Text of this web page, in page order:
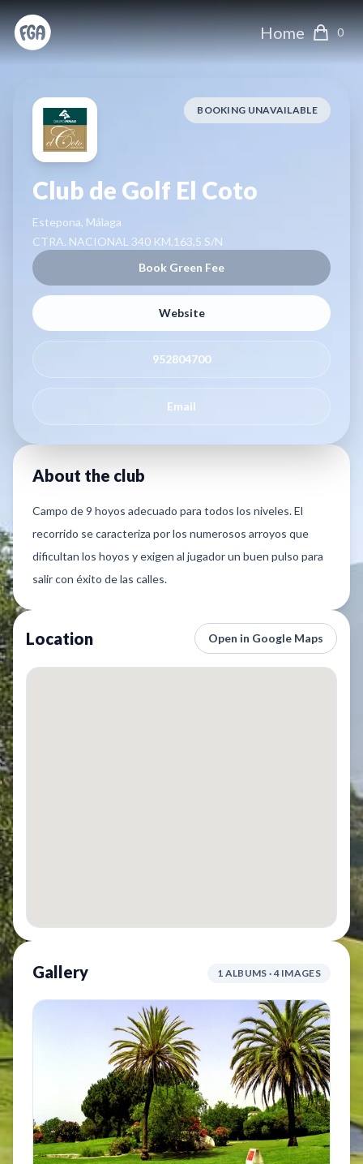
Home 0
BOOKING UNAVAILABLE
Club de Golf El Coto
Estepona, Málaga
CTRA. NACIONAL 340 KM,163,5 S/N
Book Green Fee
Website
952804700
Email
About the club
Campo de 9 hoyos adecuado para todos los niveles. El
recorrido se caracteriza por los numerosos arroyos que
dificultan los hoyos y exigen al jugador un buen pulso para
salir con éxito de las calles.
Location Open in Google Maps
Gallery 1 ALBUMS · 4 IMAGES